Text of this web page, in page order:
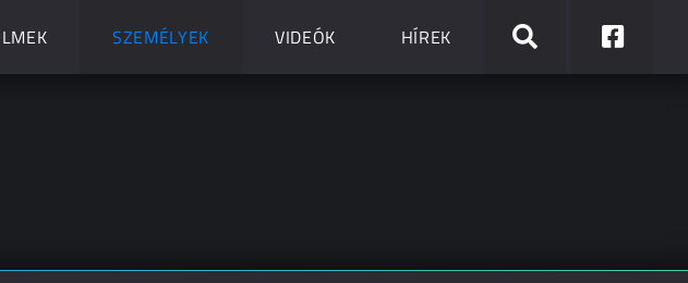
SZEMÉLYEK VIDEÓK HÍREK